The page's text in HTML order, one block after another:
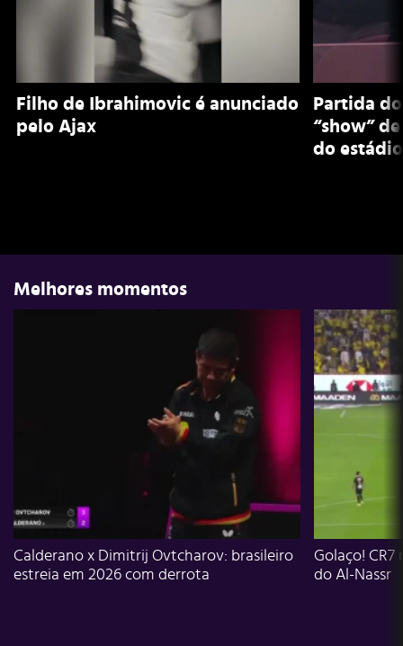
Filho de Ibrahimovic é anunciado
pelo Ajax
Partida
“show”
do estádio
Melhores momentos
Calderano x Dimitrij Ovtcharov: brasileiro
estreia em 2026 com derrota
Golaço!
do Al-Nassr